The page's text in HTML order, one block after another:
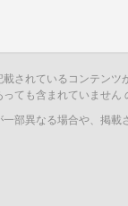
されているコンテンツ
ても含まれていません
部異なる場合や、掲載